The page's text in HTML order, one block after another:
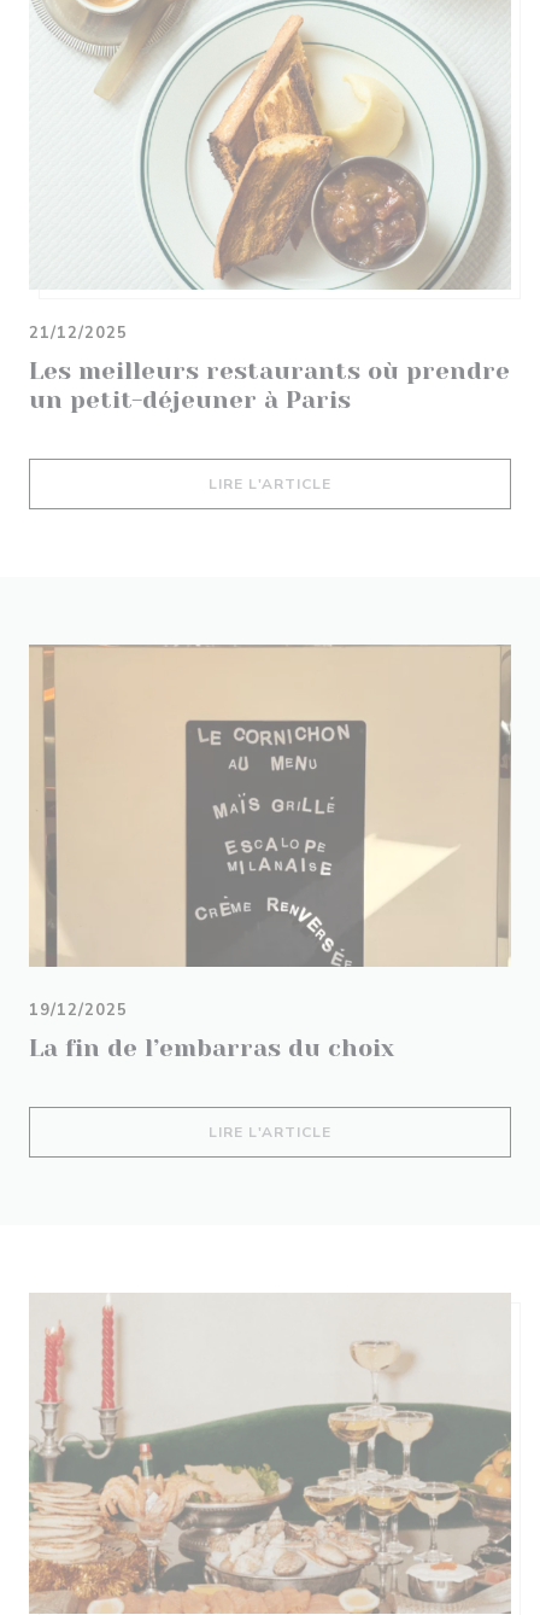
Les meilleurs restaurants où prendre
un petit-déjeuner à Paris
21/12/2025
LIRE L'ARTICLE
La fin de l’embarras du choix
19/12/2025
LIRE L'ARTICLE